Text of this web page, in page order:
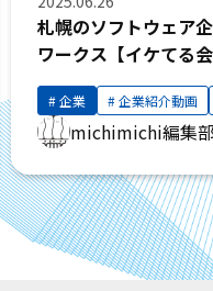
札幌のソフトウェア
ワークス【イケてる
企業 企業紹介動画
michimichi編集